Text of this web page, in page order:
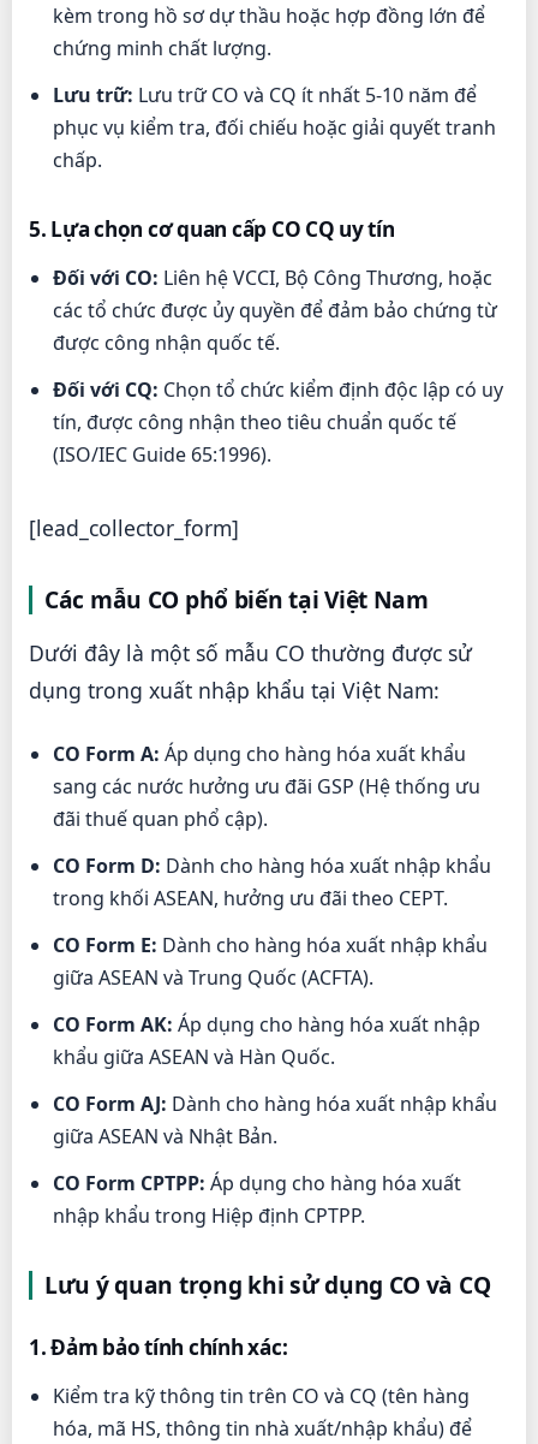
kèm trong hồ sơ dự thầu hoặc hợp đồng lớn để
chứng minh chất lượng.
Lưu trữ: Lưu trữ CO và CQ ít nhất 5-10 năm để
phục vụ kiểm tra, đối chiếu hoặc giải quyết tranh
chấp.
5. Lựa chọn cơ quan cấp CO CQ uy tín
Đối với CO: Liên hệ VCCI, Bộ Công Thương, hoặc
các tổ chức được ủy quyền để đảm bảo chứng từ
được công nhận quốc tế.
Đối với CQ: Chọn tổ chức kiểm định độc lập có uy
tín, được công nhận theo tiêu chuẩn quốc tế
(ISO/IEC Guide 65:1996).
[lead_collector_form]
Các mẫu CO phổ biến tại Việt Nam
Dưới đây là một số mẫu CO thường được sử
dụng trong xuất nhập khẩu tại Việt Nam:
CO Form A: Áp dụng cho hàng hóa xuất khẩu
sang các nước hưởng ưu đãi GSP (Hệ thống ưu
đãi thuế quan phổ cập).
CO Form D: Dành cho hàng hóa xuất nhập khẩu
trong khối ASEAN, hưởng ưu đãi theo CEPT.
CO Form E: Dành cho hàng hóa xuất nhập khẩu
giữa ASEAN và Trung Quốc (ACFTA).
CO Form AK: Áp dụng cho hàng hóa xuất nhập
khẩu giữa ASEAN và Hàn Quốc.
CO Form AJ: Dành cho hàng hóa xuất nhập khẩu
giữa ASEAN và Nhật Bản.
CO Form CPTPP: Áp dụng cho hàng hóa xuất
nhập khẩu trong Hiệp định CPTPP.
Lưu ý quan trọng khi sử dụng CO và CQ
1. Đảm bảo tính chính xác:
Kiểm tra kỹ thông tin trên CO và CQ (tên hàng
hóa, mã HS, thông tin nhà xuất/nhập khẩu) để